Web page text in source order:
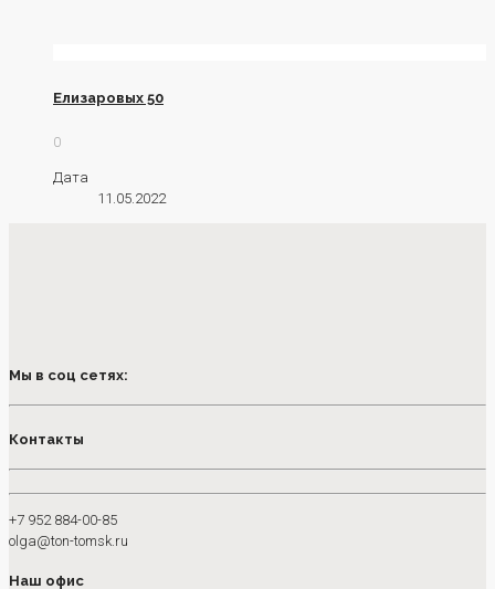
Елизаровых 50
0
Дата
11.05.2022
Мы в соц сетях:
Контакты
+7 952 884-00-85
olga@ton-tomsk.ru
Наш офис